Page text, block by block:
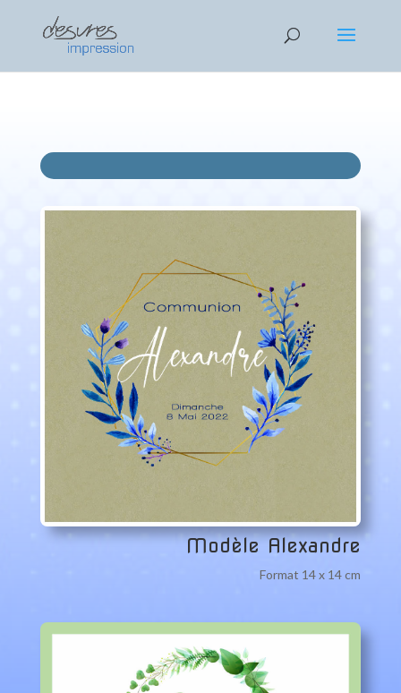
EGEG 2
Modèle Alexandre
Format 14 x 14 cm